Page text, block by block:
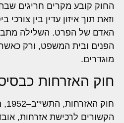
החוק קובע מקרים חריגים
וזאת תוך איזון עדין בין צורכי
האדם של הפרט. השלילה
הפנים ובית המשפט, ורק
מוגדרים.
חוק האזרחות
הקשורים לרכישת אזרחות,